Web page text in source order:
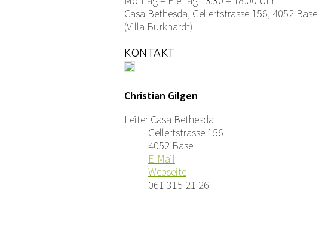
Casa Bethesda, Gellertstrasse 156, 4052 Basel
(Villa Burkhardt)
KONTAKT
Christian Gilgen
Leiter Casa Bethesda
Gellertstrasse 156
4052 Basel
E-Mail
Webseite
061 315 21 26